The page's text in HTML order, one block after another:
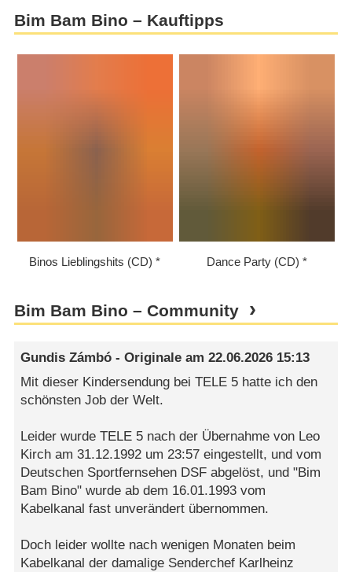
Bim Bam Bino – Kauftipps
Binos Lieblingshits (CD) Dance Party (CD)
Bim Bam Bino – Community
Gundis Zámbó - Originaleam22.06.2026 15:13
Mit dieser Kindersendung bei TELE 5 hatte ich den
schönsten Job der Welt.
Leider wurde TELE 5 nach der Übernahme von Leo
Kirch am 31.12.1992 um 23:57 eingestellt, und vom
Deutschen Sportfernsehen DSF abgelöst, und "Bim
Bam Bino" wurde ab dem 16.01.1993 vom
Kabelkanal fast unverändert übernommen.
Doch leider wollte nach wenigen Monaten beim
Kabelkanal der damalige Senderchef Karlheinz